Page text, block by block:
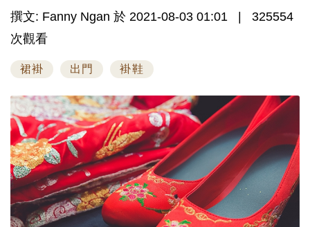
撰文: Fanny Ngan 於 2021-08-03 01:01
325554
次觀看
裙褂 出門 褂鞋